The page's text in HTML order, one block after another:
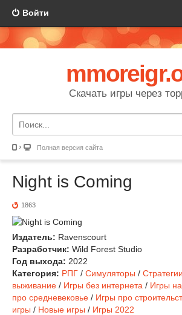
Войти
Скачать игры через
Полная версия сайта
Night is Coming
1863
Издатель: Ravenscourt
Разработчик: Wild Forest Studio
Год выхода: 2022
Категория: РПГ / Симуляторы / Стратегии
выживание / Игры без интернета / Игры
про средневековье / Игры про
игры / Новые игры / Игры 2022